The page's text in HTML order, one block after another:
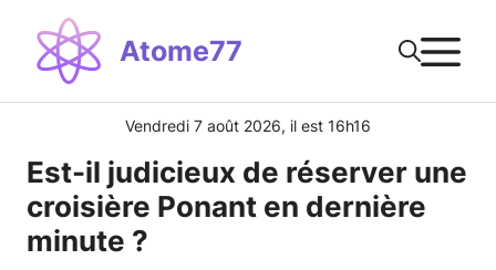
contenu
Atome77
Vendredi 7 août 2026, il est 16h16
Est-il judicieux de réserver une
croisière Ponant en dernière
minute ?